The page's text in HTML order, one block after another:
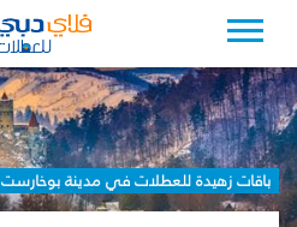
باقات زهيدة للعطلات في مدينة بوخارست